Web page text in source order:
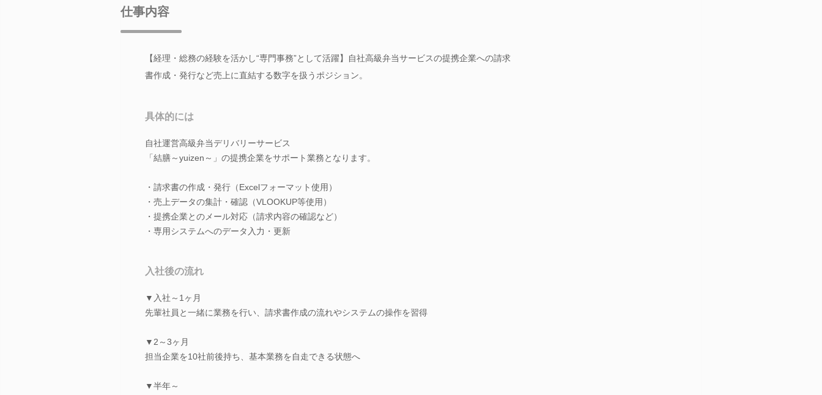
仕事内容
【経理・総務の経験を活かし“専門事務”として活躍】自社高級弁当サービスの提携企業への請求
書作成・発行など売上に直結する数字を扱うポジション。
具体的には
自社運営高級弁当デリバリーサービス
「結膳～yuizen～」の提携企業をサポート業務となります。
・請求書の作成・発行（Excelフォーマット使用）
・売上データの集計・確認（VLOOKUP等使用）
・提携企業とのメール対応（請求内容の確認など）
・専用システムへのデータ入力・更新
入社後の流れ
▼入社～1ヶ月
先輩社員と一緒に業務を行い、請求書作成の流れやシステムの操作を習得
▼2～3ヶ月
担当企業を10社前後持ち、基本業務を自走できる状態へ
▼半年～